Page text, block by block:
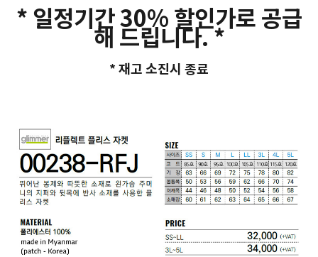
* 일정기간 30% 할인가로 공급
해 드립니다. *
* 재고 소진시 종료